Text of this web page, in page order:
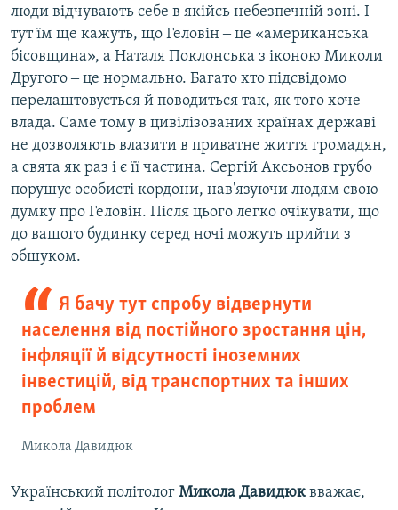
люди відчувають себе в якійсь небезпечній зоні. І
тут їм ще кажуть, що Геловін ‒ це «американська
бісовщина», а Наталя Поклонська з іконою Миколи
Другого ‒ це нормально. Багато хто підсвідомо
перелаштовується й поводиться так, як того хоче
влада. Саме тому в цивілізованих країнах державі
не дозволяють влазити в приватне життя громадян,
а свята як раз і є її частина. Сергій Аксьонов грубо
порушує особисті кордони, нав'язуючи людям свою
думку про Геловін. Після цього легко очікувати, що
до вашого будинку серед ночі можуть прийти з
обшуком.
Я бачу тут спробу відвернути
населення від постійного зростання цін,
інфляції й відсутності іноземних
інвестицій, від транспортних та інших
проблем
Микола Давидюк
Український політолог Микола Давидюквважає,